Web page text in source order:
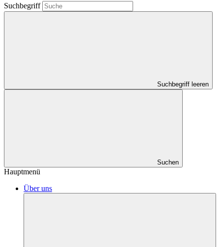
Suchbegriff
Suchbegriff leeren
Suchen
Hauptmenü
Über uns